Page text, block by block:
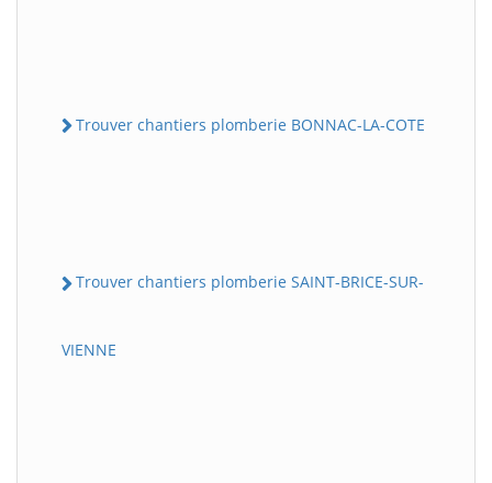
Trouver chantiers plomberie BONNAC-LA-COTE
Trouver chantiers plomberie SAINT-BRICE-SUR-
VIENNE